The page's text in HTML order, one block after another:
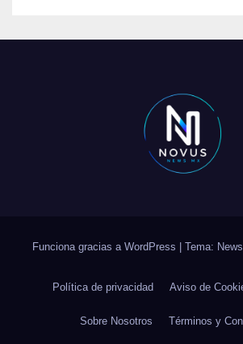
Funciona gracias a WordPress Tema:
Política de privacidad Aviso de
Sobre Nosotros Términos y